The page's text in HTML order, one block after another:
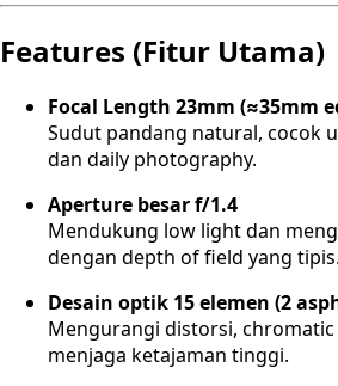
Features (Fitur Utama)
Focal Length 23mm (≈35mm
Sudut pandang natural, cocok
dan daily photography.
Aperture besar f/1.4
Mendukung low light dan
dengan depth of field yang tipis.
Desain optik 15 elemen (2
Mengurangi distorsi,
menjaga ketajaman tinggi.